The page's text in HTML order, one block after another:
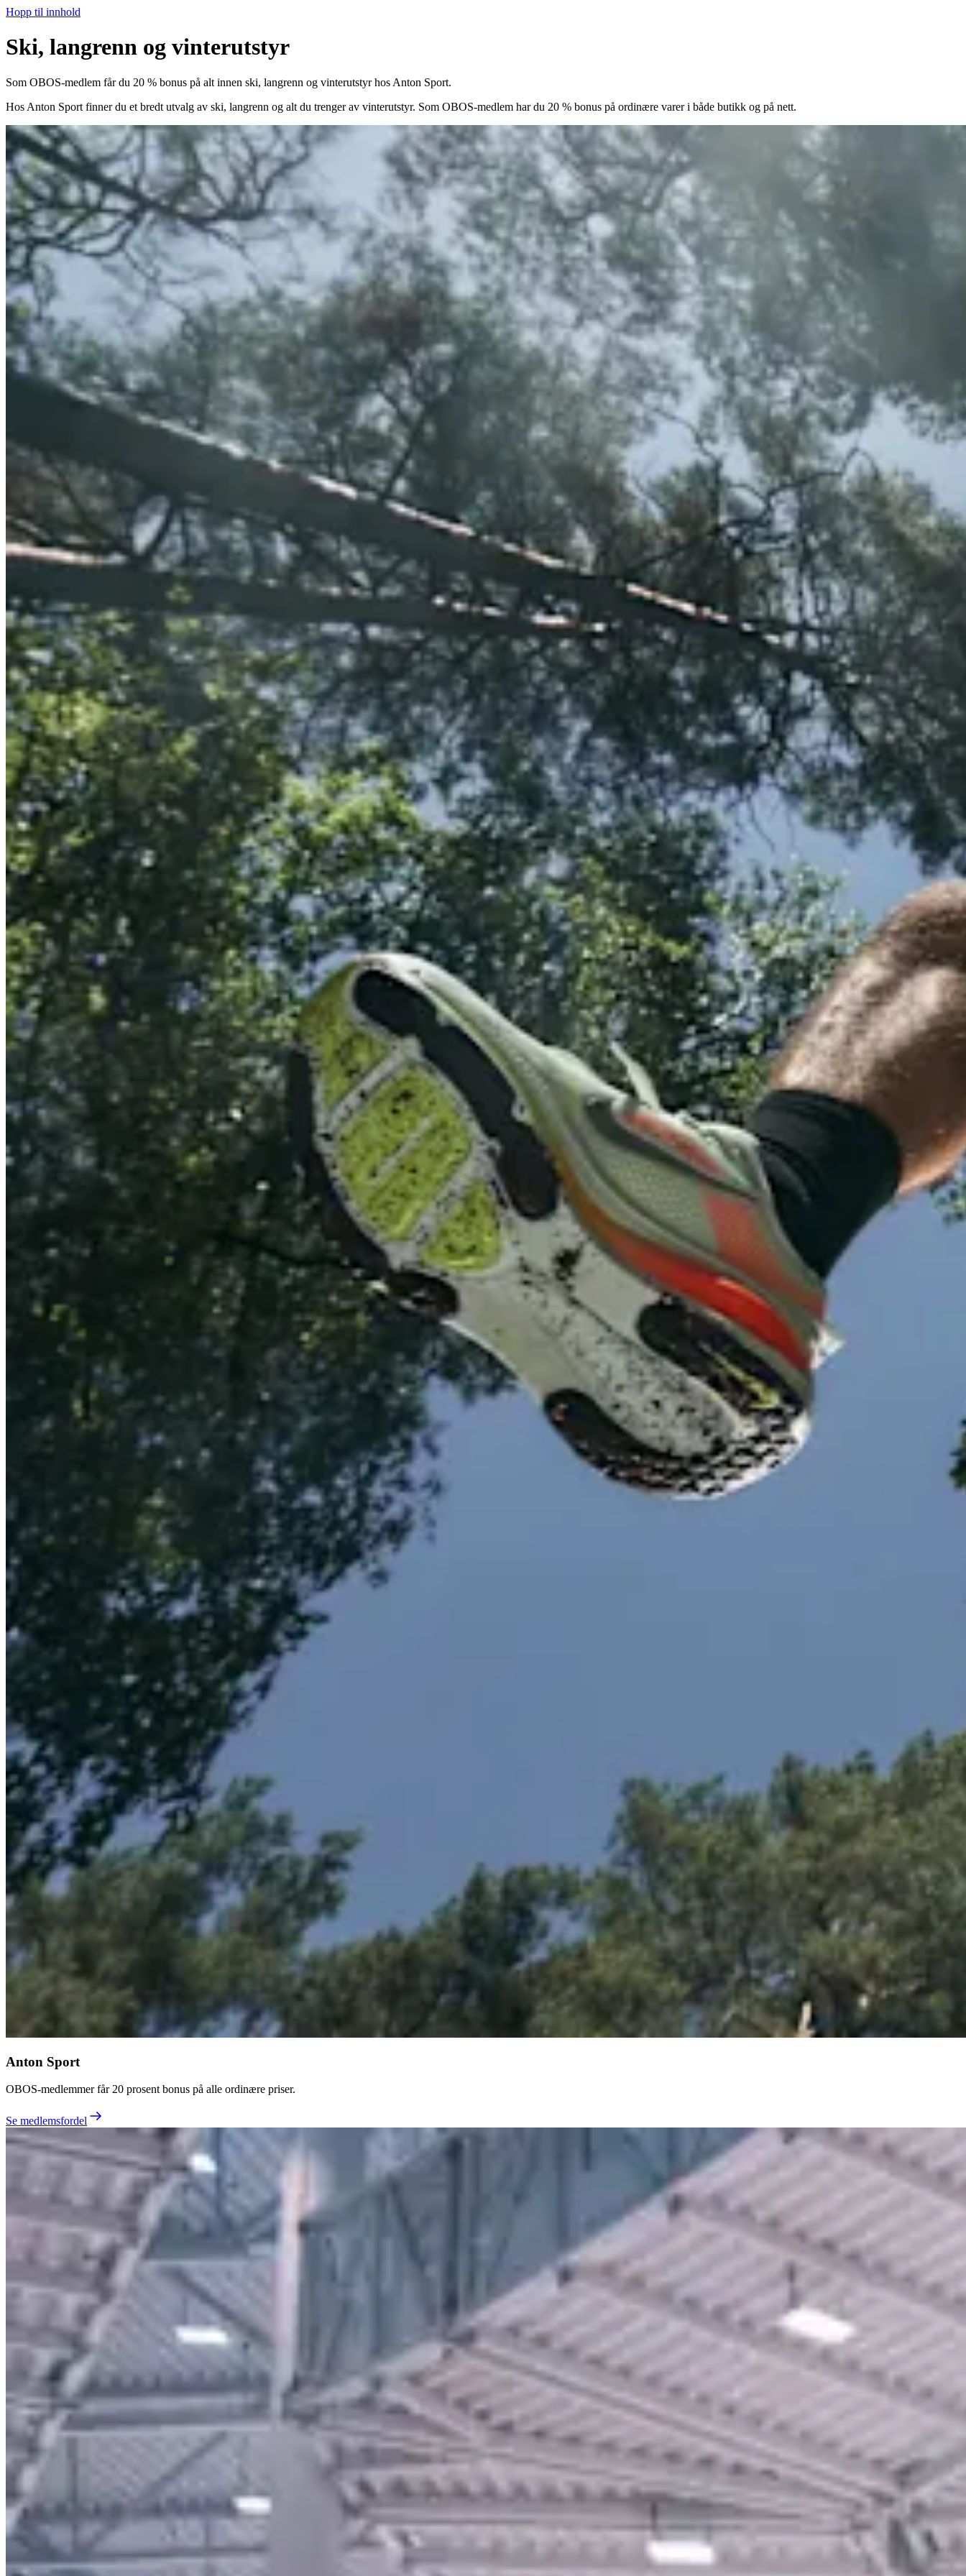
Hopp til innhold
Ski, langrenn og vinterutstyr
Som OBOS-medlem får du 20 % bonus på alt innen ski, langrenn og vinterutstyr hos Anton Sport.
Hos Anton Sport finner du et bredt utvalg av ski, langrenn og alt du trenger av vinterutstyr. Som OBOS-medlem har du 20 % bonus på ordinære varer i både butikk og på nett.
Anton Sport
OBOS-medlemmer får 20 prosent bonus på alle ordinære priser.
Se medlemsfordel